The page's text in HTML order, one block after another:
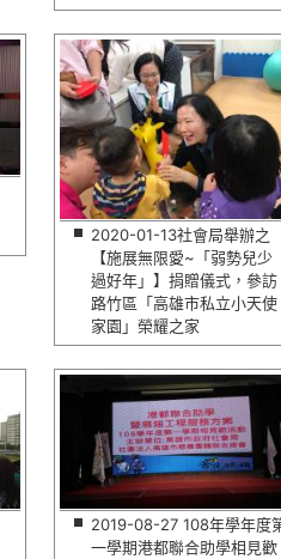
2020-01-13社會局舉辦之
【施展無限愛~「弱勢兒少
過好年」】捐贈儀式，參訪
路竹區「高雄市私立小天使
家園」榮耀之家
2019-08-27 108年學年度
一學期港都聯合助學相見歡